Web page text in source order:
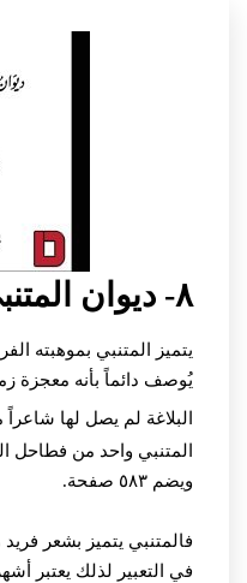
٨- ديوان المتنبي:
يتميز المتنبي بموهبته
يُوصف دائماً بأنه معجزة
البلاغة لم يصل لها
ويضم ٥٨٣ صفحة.
فالمتنبي يتميز بشعر
في التعبير لذلك يعتبر